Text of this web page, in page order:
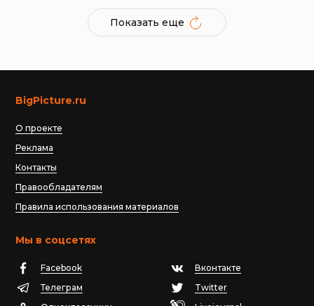
Показать еще
BigPicture.ru
О проекте
Реклама
Контакты
Правообладателям
Правила использования материалов
Мы в соцсетях
Facebook
Вконтакте
Телеграм
Twitter